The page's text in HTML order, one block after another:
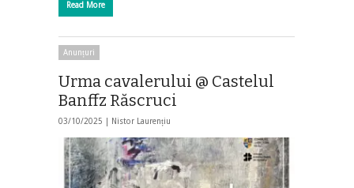
Read More
Anunțuri
Urma cavalerului @ Castelul
Banffz Răscruci
03/10/2025 | Nistor Laurențiu